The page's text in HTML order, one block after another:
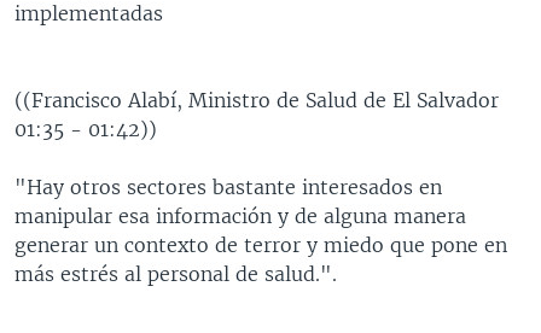
implementadas
((Francisco Alabí, Ministro de Salud de El Salvador
01:35 - 01:42))
"Hay otros sectores bastante interesados en
manipular esa información y de alguna manera
generar un contexto de terror y miedo que pone en
más estrés al personal de salud.".